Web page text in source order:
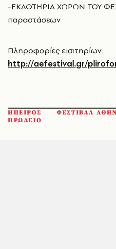
-ΕΚΔΟΤΗΡΙΑ ΧΩΡΩΝ ΤΟΥ
παραστάσεων
Πληροφορίες εισιτηρίων:
http://aefestival.gr/
ΗΠΕΙΡΟΣ
ΦΕΣΤΙΒΑΛ
ΗΡΩΔΕΙΟ